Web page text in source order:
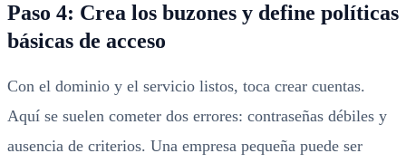
Paso 4: Crea los buzones y define políticas
básicas de acceso
Con el dominio y el servicio listos, toca crear cuentas.
Aquí se suelen cometer dos errores: contraseñas débiles y
ausencia de criterios. Una empresa pequeña puede ser